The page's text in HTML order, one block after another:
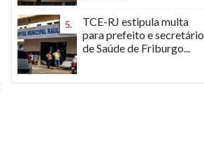
5.
TCE-RJ estipula multa
para prefeito e secretário
de Saúde de Friburgo...